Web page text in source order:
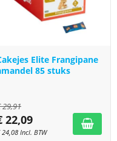
Elite Frangipane
85 stuks
29,91
22,09
24,08 Incl. BTW